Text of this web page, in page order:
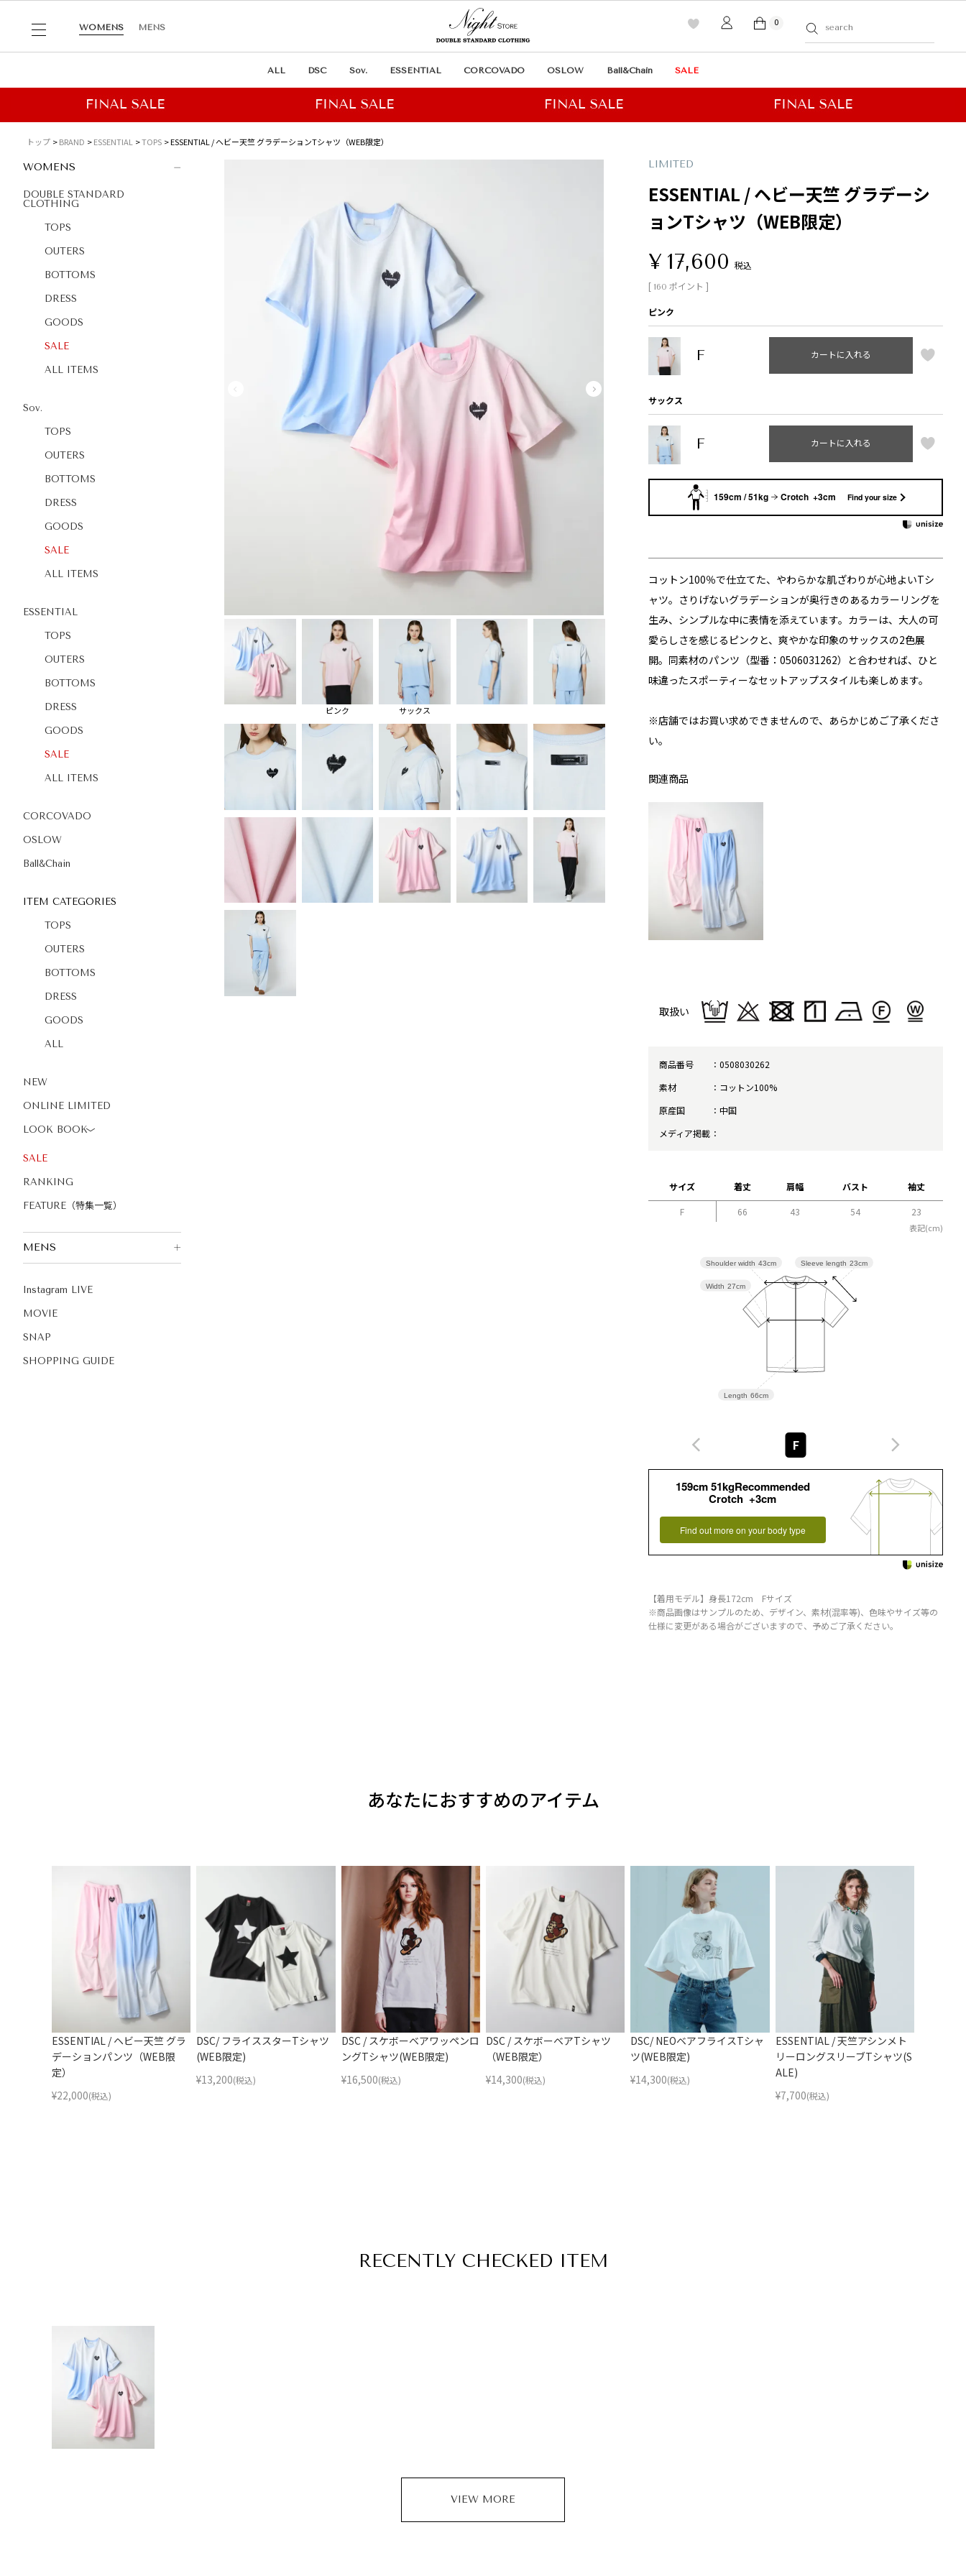
WOMENS MENS
0
ALL DSC Sov. ESSENTIAL CORCOVADO OSLOW Ball&Chain SALE
トップ BRAND ESSENTIAL TOPS ESSENTIAL / ヘビー天竺 グラデーションTシャツ（WEB限定）
WOMENS
DOUBLE STANDARD
CLOTHING
TOPS
OUTERS
BOTTOMS
DRESS
GOODS
SALE
ALL ITEMS
Sov.
TOPS
OUTERS
BOTTOMS
DRESS
GOODS
SALE
ALL ITEMS
ESSENTIAL
TOPS
OUTERS
BOTTOMS
DRESS
GOODS
SALE
ALL ITEMS
CORCOVADO
OSLOW
Ball&Chain
ITEM CATEGORIES
TOPS
OUTERS
BOTTOMS
DRESS
GOODS
ALL
NEW
ONLINE LIMITED
LOOK BOOK〉
SALE
RANKING
FEATURE（特集一覧）
MENS
Instagram LIVE
MOVIE
SNAP
SHOPPING GUIDE
ピンク サックス
LIMITED
ESSENTIAL / ヘビー天竺 グラデーシ
ョンTシャツ（WEB限定）
¥ 17,600 税込
[ 160 ポイント ]
ピンク
F カートに入れる
サックス
F カートに入れる
159cm / 51kg Crotch +3cm Find your size
コットン100％で仕立てた、やわらかな肌ざわりが心地よいTシ
ャツ。さりげないグラデーションが奥行きのあるカラーリングを
生み、シンプルな中に表情を添えています。カラーは、大人の可
愛らしさを感じるピンクと、爽やかな印象のサックスの2色展
開。同素材のパンツ（型番：0506031262）と合わせれば、ひと
味違ったスポーティーなセットアップスタイルも楽しめます。
※店舗ではお買い求めできませんので、あらかじめご了承くださ
い。
関連商品
取扱い
商品番号
0508030262
素材
コットン100%
原産国
中国
メディア掲載
サイズ 着丈 肩幅 バスト 袖丈
F 66 43 54 23
表記(cm)
Sleeve length 23cm
Length 66cm
Width 27cm
Shoulder width 43cm
F
159cm 51kgRecommended
Crotch +3cm
Find out more on your body type
【着用モデル】身長172cm Fサイズ
※商品画像はサンプルのため、デザイン、素材(混率等)、色味やサイズ等の
仕様に変更がある場合がございますので、予めご了承ください。
あなたにおすすめのアイテム
ESSENTIAL / ヘビー天竺 グラ
デーションパンツ（WEB限
定）
¥22,000(税込)
DSC/ フライススターTシャツ
(WEB限定)
¥13,200(税込)
DSC / スケボーベアワッペンロ
ングTシャツ(WEB限定)
¥16,500(税込)
DSC / スケボーベアTシャツ
（WEB限定）
¥14,300(税込)
DSC/ NEOベアフライスTシャ
ツ(WEB限定)
¥14,300(税込)
ESSENTIAL / 天竺アシンメト
リーロングスリーブTシャツ(S
ALE)
¥7,700(税込)
RECENTLY CHECKED ITEM
VIEW MORE